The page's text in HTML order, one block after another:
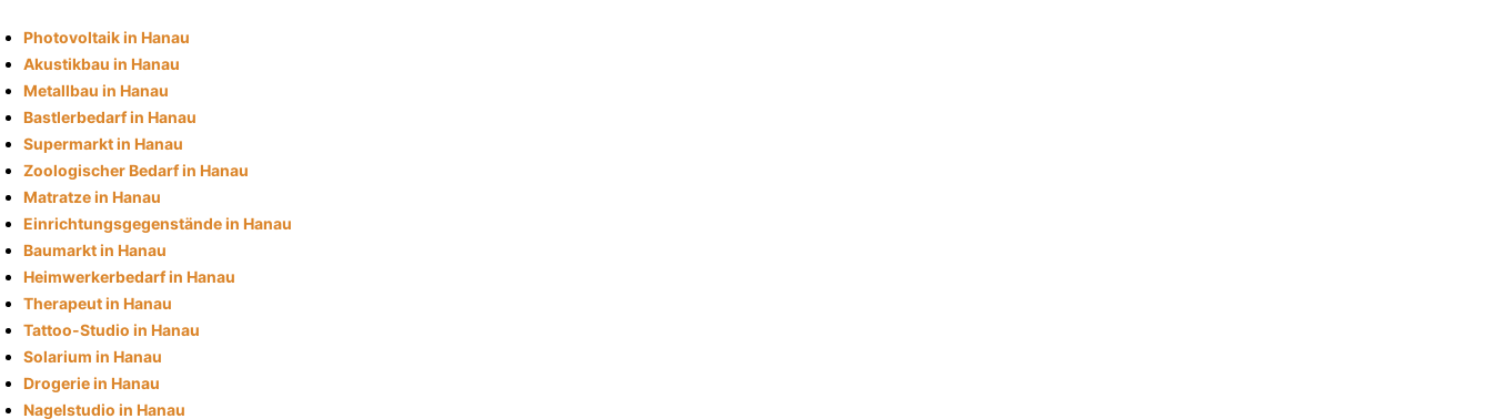
Photovoltaik in Hanau
Akustikbau in Hanau
Metallbau in Hanau
Bastlerbedarf in Hanau
Supermarkt in Hanau
Zoologischer Bedarf in Hanau
Matratze in Hanau
Einrichtungsgegenstände in Hanau
Baumarkt in Hanau
Heimwerkerbedarf in Hanau
Therapeut in Hanau
Tattoo-Studio in Hanau
Solarium in Hanau
Drogerie in Hanau
Nagelstudio in Hanau